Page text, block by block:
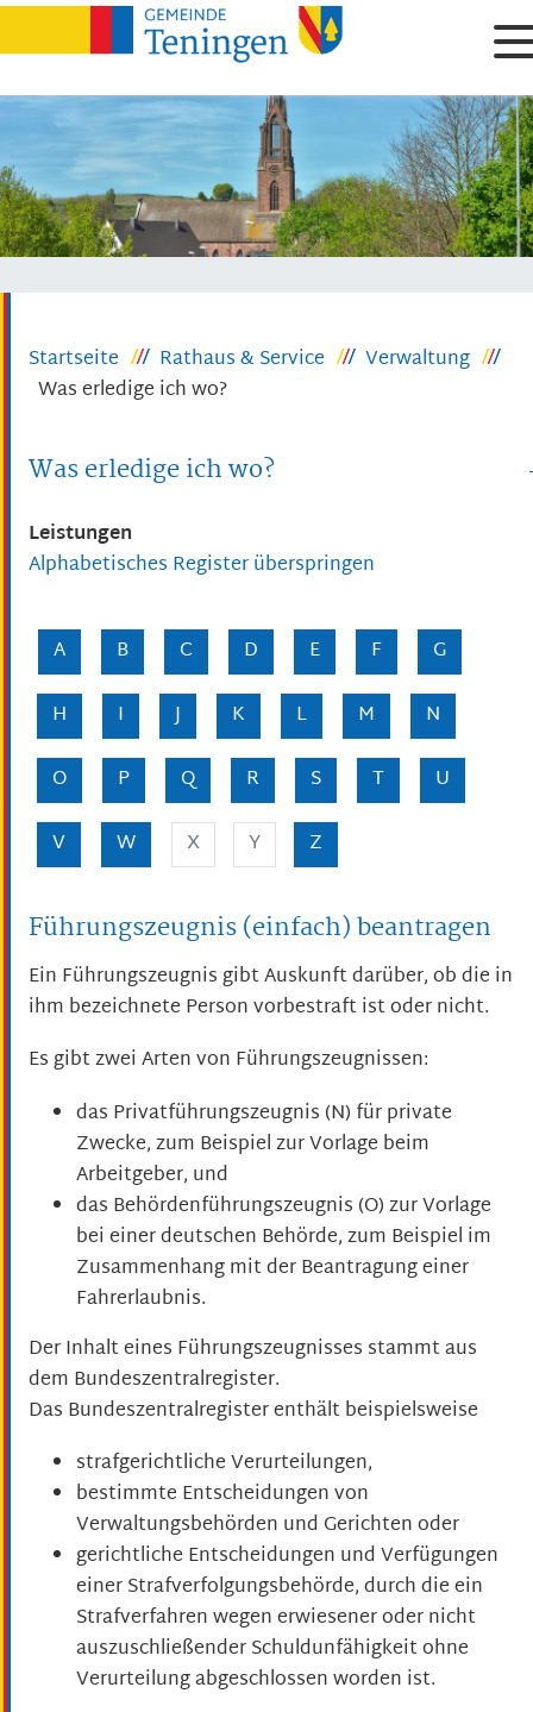
Startseite Rathaus & Service
Verwaltung
Was erledige ich wo?
Was erledige ich wo?
Leistungen
Alphabetisches Register überspringen
A B C D E F
G
H
I J K L M
N
O
P Q R S T
U
V
W X Y Z
Führungszeugnis (einfach) beantragen
Ein Führungszeugnis gibt Auskunft darüber, ob die in
ihm bezeichnete Person vorbestraft ist oder nicht.
Es gibt zwei Arten von Führungszeugnissen:
das Privatführungszeugnis (N) für private
Zwecke, zum Beispiel zur Vorlage beim
Arbeitgeber, und
das Behördenführungszeugnis (O) zur Vorlage
bei einer deutschen Behörde, zum Beispiel im
Zusammenhang mit der Beantragung einer
Fahrerlaubnis.
Der Inhalt eines Führungszeugnisses stammt aus
dem Bundeszentralregister.
Das Bundeszentralregister enthält beispielsweise
strafgerichtliche Verurteilungen,
bestimmte Entscheidungen von
Verwaltungsbehörden und Gerichten oder
gerichtliche Entscheidungen und Verfügungen
einer Strafverfolgungsbehörde, durch die ein
Strafverfahren wegen erwiesener oder nicht
auszuschließender Schuldunfähigkeit ohne
Verurteilung abgeschlossen worden ist.